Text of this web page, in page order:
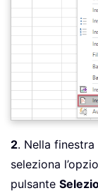
2. Nella
seleziona
pulsante